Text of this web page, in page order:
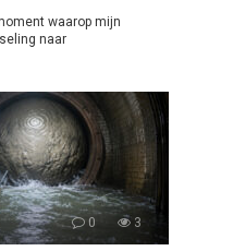
waarop mijn
naar
0 3